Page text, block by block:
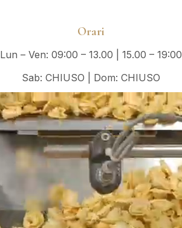
Orari
Lun – Ven: 09:00 – 13.00 | 15.00 – 19:00
Sab: CHIUSO | Dom: CHIUSO